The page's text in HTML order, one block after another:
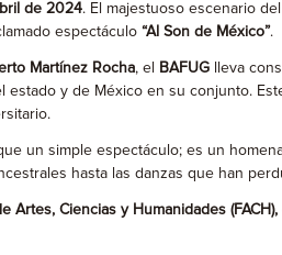
de 2024. El majestuoso escenario del
espectáculo “Al Son de México”.
Martínez Rocha, el BAFUG lleva
estado y de México en su conjunto.
un simple espectáculo; es un
hasta las danzas que han
Artes, Ciencias y Humanidades (FACH),